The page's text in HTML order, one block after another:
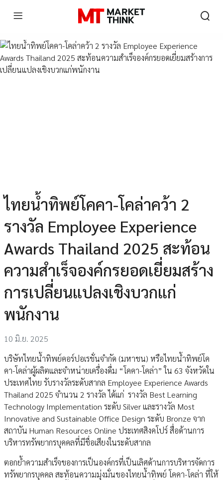
ไทยน้ำทิพย์โคคา-โคล่าคว้า 2
รางวัล Employee Experience
Awards Thailand 2025 สะท้อน
ความสำเร็จองค์กรยอดเยี่ยมสร้าง
การเปลี่ยนแปลงเชิงบวกแก่
พนักงาน
10 มิ.ย. 2025
บริษัทไทยน้ำทิพย์คอร์ปอเรชั่นจำกัด (มหาชน) หรือไทยน้ำทิพย์โค
คา-โคล่าผู้ผลิตและจำหน่ายเครื่องดื่ม “โคคา-โคล่า” ใน 63 จังหวัดใน
ประเทศไทย รับรางวัลระดับสากล Employee Experience Awards
Thailand 2025 จำนวน 2 รางวัล ได้แก่ รางวัล Best Learning
Technology Implementation ระดับ Silver และรางวัล Most
Innovative and Sustainable Office Design ระดับ Bronze จาก
สถาบัน Human Resources Online ประเทศสิงคโปร์ สื่อด้านการ
บริหารทรัพยากรบุคคลที่มีชื่อเสียงในระดับสากล
ตอกย้ำความสำเร็จของการเป็นองค์กรที่เป็นเลิศด้านการบริหารจัดการ
ทรัพยากรบุคคล สะท้อนความมุ่งมั่นของไทยน้ำทิพย์ โคคา-โคล่า ที่ให้